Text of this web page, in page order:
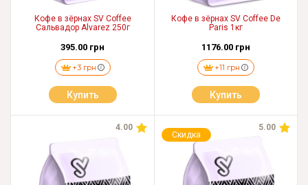
Кофе в зёрнах SV Coffee
Сальвадор Alvarez 250г
395.00 грн
+3 грн
Купить
Кофе в зёрнах SV Coffee De
Paris 1кг
1176.00 грн
+11 грн
Купить
4.00
Скидка
5.00